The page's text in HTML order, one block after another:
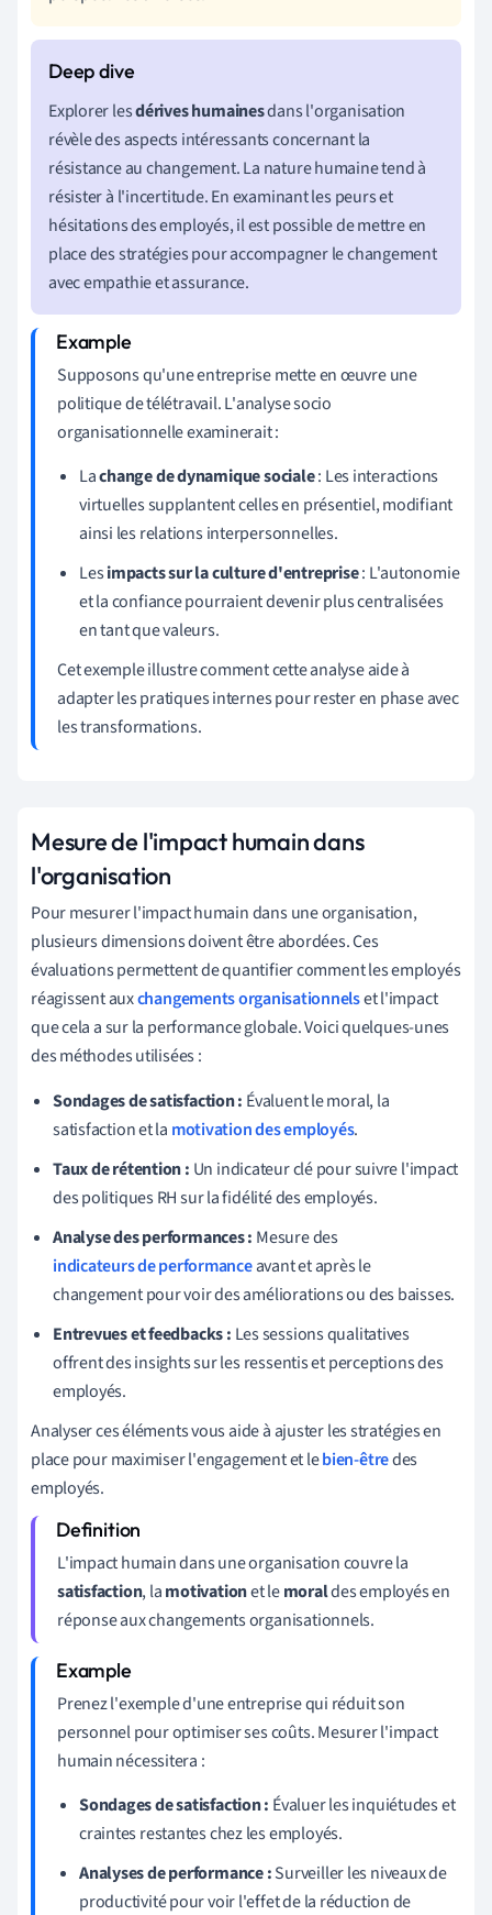
Explorer lesdérives humainesdans l'organisation
révèle des aspects intéressants concernant la
résistance au changement. La nature humaine tend à
résister à l'incertitude. En examinant les peurs et
hésitations des employés, il est possible de mettre en
place des stratégies pour accompagner le changement
avec empathie et assurance.
Supposons qu'une entreprise mette en œuvre une
politique de télétravail. L'analyse socio
organisationnelle examinerait :
Lachange de dynamique sociale: Les interactions
virtuelles supplantent celles en présentiel, modifiant
ainsi les relations interpersonnelles.
Lesimpacts sur la culture d'entreprise: L'autonomie
et la confiance pourraient devenir plus centralisées
en tant que valeurs.
Cet exemple illustre comment cette analyse aide à
adapter les pratiques internes pour rester en phase avec
les transformations.
Mesure de l'impact humain dans
l'organisation
Pour mesurer l'impact humain dans une organisation,
plusieurs dimensions doivent être abordées. Ces
évaluations permettent de quantifier comment les employés
réagissent auxchangements organisationnelset l'impact
que cela a sur la performance globale. Voici quelques-unes
des méthodes utilisées :
Sondages de satisfaction : Évaluent le moral, la
satisfaction et la motivation des employés.
Taux de rétention : Un indicateur clé pour suivre l'impact
des politiques RH sur la fidélité des employés.
Analyse des performances : Mesure des
indicateurs de performanceavant et après le
changement pour voir des améliorations ou des baisses.
Entrevues et feedbacks : Les sessions qualitatives
offrent des insights sur les ressentis et perceptions des
employés.
Analyser ces éléments vous aide à ajuster les stratégies en
place pour maximiser l'engagement et lebien-êtredes
employés.
L'impact humain dans une organisation couvre la
satisfaction, lamotivationet lemoraldes employés en
réponse aux changements organisationnels.
Prenez l'exemple d'une entreprise qui réduit son
personnel pour optimiser ses coûts. Mesurer l'impact
humain nécessitera :
Sondages de satisfaction : Évaluer les inquiétudes et
craintes restantes chez les employés.
Analyses de performance :Surveiller les niveaux de
productivité pour voir l'effet de la réduction de